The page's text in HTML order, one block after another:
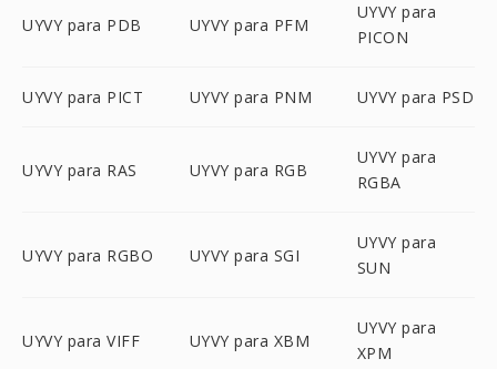
UYVY para PDB UYVY para PFM
UYVY para
PICON
UYVY para PICT UYVY para PNM UYVY para PSD
UYVY para RAS UYVY para RGB
UYVY para
RGBA
UYVY para RGBO UYVY para SGI
UYVY para
SUN
UYVY para VIFF UYVY para XBM
UYVY para
XPM